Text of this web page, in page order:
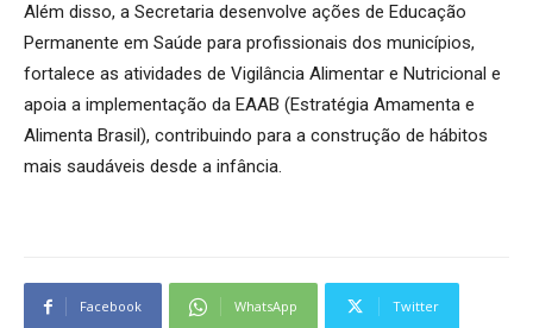
Além disso, a Secretaria desenvolve ações de Educação
Permanente em Saúde para profissionais dos municípios,
fortalece as atividades de Vigilância Alimentar e Nutricional e
apoia a implementação da EAAB (Estratégia Amamenta e
Alimenta Brasil), contribuindo para a construção de hábitos
mais saudáveis desde a infância.
Facebook WhatsApp Twitter